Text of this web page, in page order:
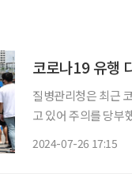
코로나19 유행
질병관리청은 최근
고 있어 주의를 당부
2024-07-26 17:15